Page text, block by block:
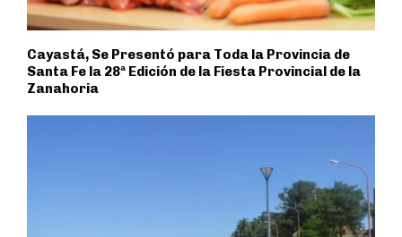
Cayastá, Se Presentó para Toda la Provincia de
Santa Fe la 28ª Edición de la Fiesta Provincial de la
Zanahoria